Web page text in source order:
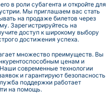
в роли субагента и откройте для
Мы приглашаем вас стать
на продаже билетов через
Зарегистрируйтесь на
доступ к широкому выбору
достижения успеха.
множество преимуществ. Вы
ценам и
современные технологии
и гарантируют безопасность
поддержки работает
на помощь.